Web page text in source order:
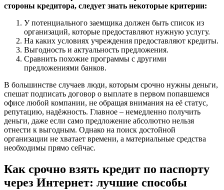
стороны кредитора, следует знать некоторые критерии:
У потенциального заемщика должен быть список из
организаций, которые предоставляют нужную услугу.
На каких условиях учреждения предоставляют кредиты.
Выгодность и актуальность предложения.
Сравнить похожие программы с другими
предложениями банков.
В большинстве случаев люди, которым срочно нужны деньги,
спешат подписать договор о выплате в первом попавшемся
офисе любой компании, не обращая внимания на её статус,
репутацию, надёжность. Главное – немедленно получить
деньги, даже если само предложение абсолютно нельзя
отнести к выгодным. Однако на поиск достойной
организации не хватает времени, а материальные средства
необходимы прямо сейчас.
Как срочно взять кредит по паспорту
через Интернет: лучшие способы